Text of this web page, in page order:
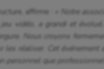
affirme :
« Notre
vidéo, a grandi et
Nous croyons
les réaliser. Cet événement
que professionnel »